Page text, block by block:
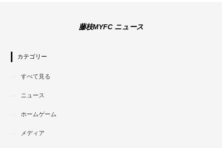
藤枝MYFC ニュース
カテゴリー
すべて見る
ニュース
ホームゲーム
メディア